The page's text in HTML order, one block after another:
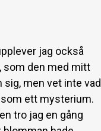
jag också
som den med mitt
sig, men vet inte vad
som ett mysterium.
tro jag en gång